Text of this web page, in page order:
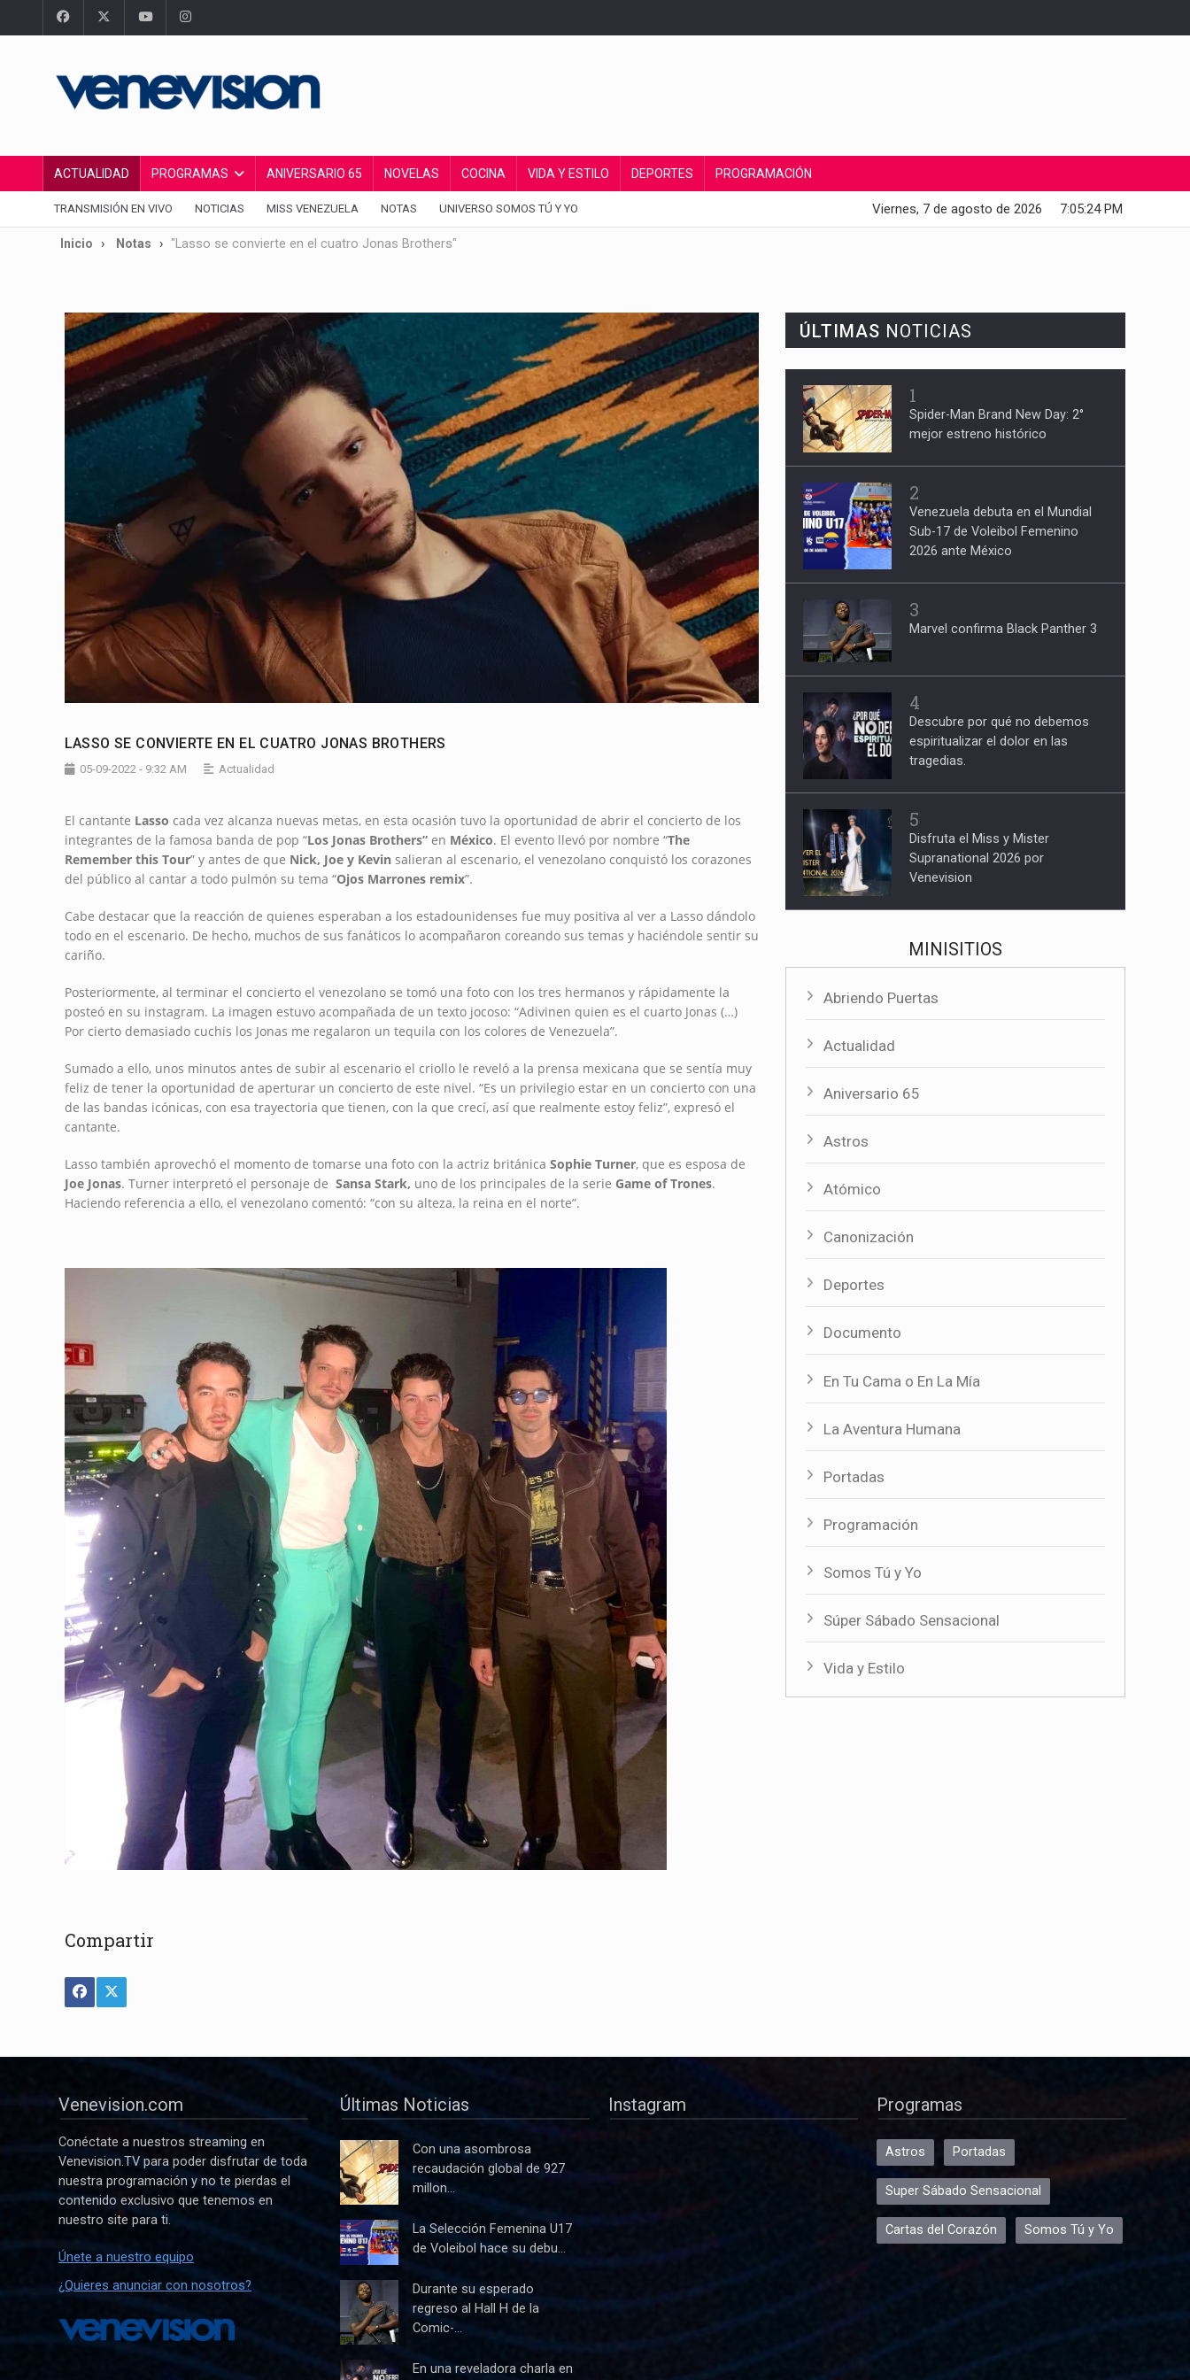
ACTUALIDAD PROGRAMAS ANIVERSARIO 65 NOVELAS COCINA VIDA Y ESTILO DEPORTES PROGRAMACIÓN
TRANSMISIÓN EN VIVO NOTICIAS MISS VENEZUELA NOTAS UNIVERSO SOMOS TÚ Y YO 7:05:26 PM
Viernes, 7 de agosto de 2026
Inicio Notas "Lasso se convierte en el cuatro Jonas Brothers"
LASSO SE CONVIERTE EN EL CUATRO JONAS BROTHERS
05-09-2022 - 9:32 AM Actualidad
El cantante Lasso cada vez alcanza nuevas metas, en esta ocasión tuvo la oportunidad de abrir el concierto de los
integrantes de la famosa banda de pop “Los Jonas Brothers” en México. El evento llevó por nombre “The
Remember this Tour” y antes de que Nick, Joe y Kevin salieran al escenario, el venezolano conquistó los corazones
del público al cantar a todo pulmón su tema “Ojos Marrones remix”.
Cabe destacar que la reacción de quienes esperaban a los estadounidenses fue muy positiva al ver a Lasso dándolo
todo en el escenario. De hecho, muchos de sus fanáticos lo acompañaron coreando sus temas y haciéndole sentir su
cariño.
Posteriormente, al terminar el concierto el venezolano se tomó una foto con los tres hermanos y rápidamente la
posteó en su instagram. La imagen estuvo acompañada de un texto jocoso: “Adivinen quien es el cuarto Jonas (…)
Por cierto demasiado cuchis los Jonas me regalaron un tequila con los colores de Venezuela”.
Sumado a ello, unos minutos antes de subir al escenario el criollo le reveló a la prensa mexicana que se sentía muy
feliz de tener la oportunidad de aperturar un concierto de este nivel. “Es un privilegio estar en un concierto con una
de las bandas icónicas, con esa trayectoria que tienen, con la que crecí, así que realmente estoy feliz”, expresó el
cantante.
Lasso también aprovechó el momento de tomarse una foto con la actriz británica Sophie Turner, que es esposa de
Joe Jonas. Turner interpretó el personaje de Sansa Stark, uno de los principales de la serie Game of Trones.
Haciendo referencia a ello, el venezolano comentó: “con su alteza, la reina en el norte”.
Compartir
ÚLTIMAS NOTICIAS
1
Spider-Man Brand New Day: 2°
mejor estreno histórico
2
Venezuela debuta en el Mundial
Sub-17 de Voleibol Femenino
2026 ante México
3
Marvel confirma Black Panther 3
4
Descubre por qué no debemos
espiritualizar el dolor en las
tragedias.
5
Disfruta el Miss y Mister
Supranational 2026 por
Venevision
MINISITIOS
Abriendo Puertas
Actualidad
Aniversario 65
Astros
Atómico
Canonización
Deportes
Documento
En Tu Cama o En La Mía
La Aventura Humana
Portadas
Programación
Somos Tú y Yo
Súper Sábado Sensacional
Vida y Estilo
Venevision.com
Conéctate a nuestros streaming en
Venevision.TV para poder disfrutar de toda
nuestra programación y no te pierdas el
contenido exclusivo que tenemos en
nuestro site para ti.
Únete a nuestro equipo
¿Quieres anunciar con nosotros?
Últimas Noticias
Con una asombrosa
recaudación global de 927
millon...
La Selección Femenina U17
de Voleibol hace su debu...
Durante su esperado
regreso al Hall H de la
Comic-...
En una reveladora charla en
Instagram Programas
Astros Portadas
Super Sábado Sensacional
Cartas del Corazón Somos Tú y Yo